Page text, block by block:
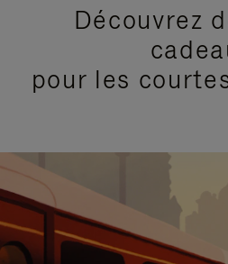
Découvrez
pour les